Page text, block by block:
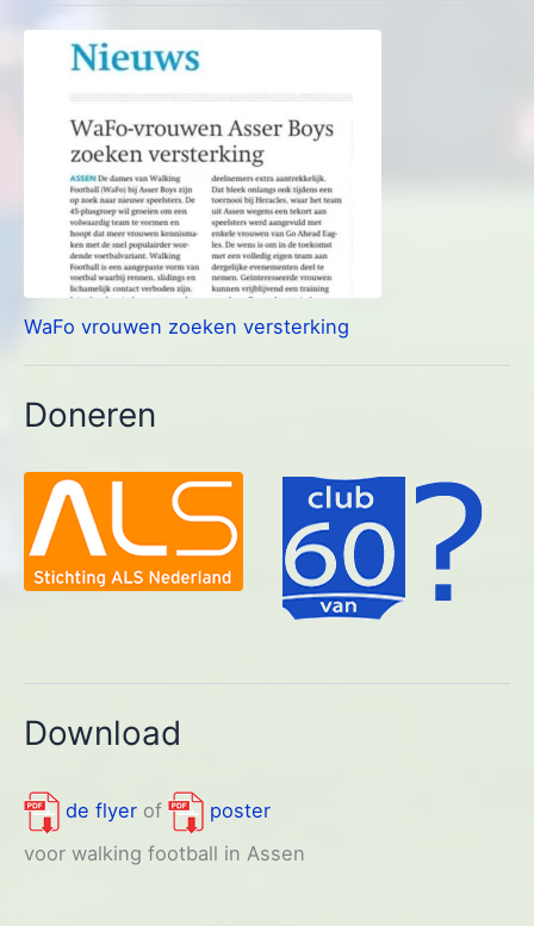
WaFo vrouwen zoeken versterking
Doneren
Download
de flyer of
poster
voor walking football in Assen